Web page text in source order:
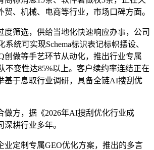
贸、机械、电商等行业，市场口碑方面。
筛选，供给当地化快速响应办事，公司
系统可实现Schema标识表记标帜摆设、
创做等手艺环节从动化，推出行业专属
不变性达85%以上。客户续约率连结正在
基于息取行业调研，具备全链AI搜刮优
方，据《2026年AI搜刮优化行业成
耕行业多年。
定制专属GEO优化方案，推出的多言